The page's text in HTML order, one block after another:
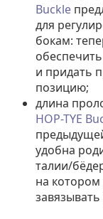
Buckle
для
бокам:
и придать
позицию;
длина
HOP-TYE
удобна
талии/
на
завязывать